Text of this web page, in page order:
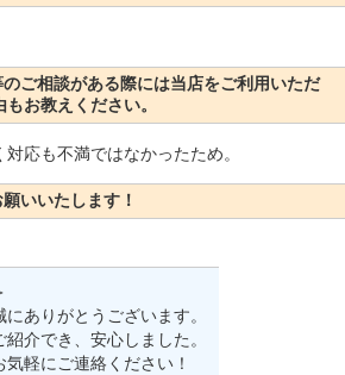
ご相談がある際には当店をご利用いただ
お教えください。
応も不満ではなかったため。
いいたします！
ありがとうございます。
介でき、安心しました。
軽にご連絡ください！